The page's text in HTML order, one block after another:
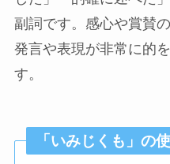
副詞です。感心や賞賛
発言や表現が非常に的
す。
「いみじくも」の